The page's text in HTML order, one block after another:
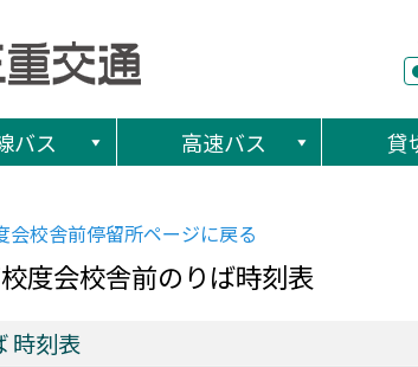
バス 高速バス 貸
会校舎前停留所ページに戻る
度会校舎前のりば時刻表
時刻表